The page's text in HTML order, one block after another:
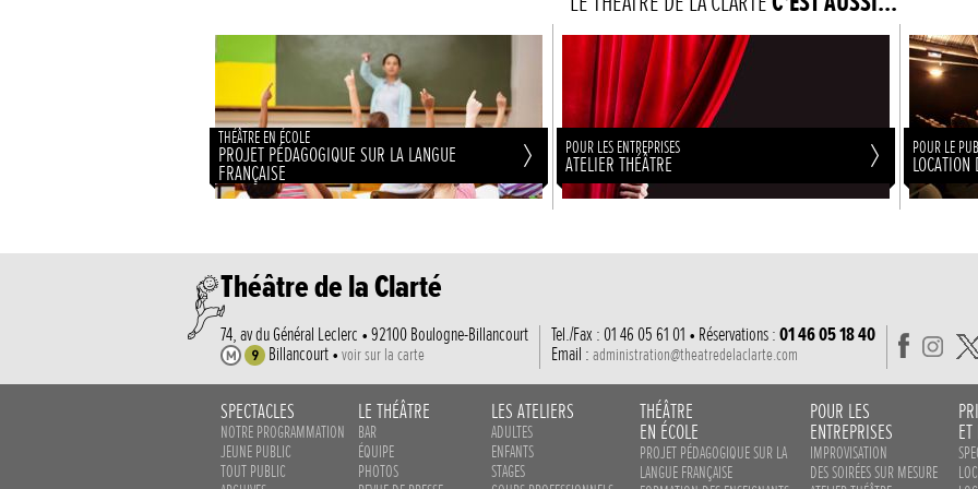
THÉÂTRE EN ÉCOLE
PROJET PÉDAGOGIQUE SUR LA LANGUE
FRANÇAISE
POUR LES ENTREPRISES
ATELIER THÉÂTRE
POUR LE
Théâtre de la Clarté
74, av du Général Leclerc • 92100 Boulogne-Billancourt
Billancourt • voir sur la carte
Tel./Fax : 01 46 05 61 01 • Réservations :01 46 05 18 40
Email : administration@theatredelaclarte.com
SPECTACLES
NOTRE PROGRAMMATION
JEUNE PUBLIC
TOUT PUBLIC
LE THÉÂTRE
BAR
ÉQUIPE
PHOTOS
LES ATELIERS
ADULTES
ENFANTS
STAGES
THÉÂTRE
EN ÉCOLE
PROJET PÉDAGOGIQUE SUR LA
LANGUE FRANÇAISE
POUR LES
ENTREPRISES
IMPROVISATION
DES SOIRÉES SUR MESURE